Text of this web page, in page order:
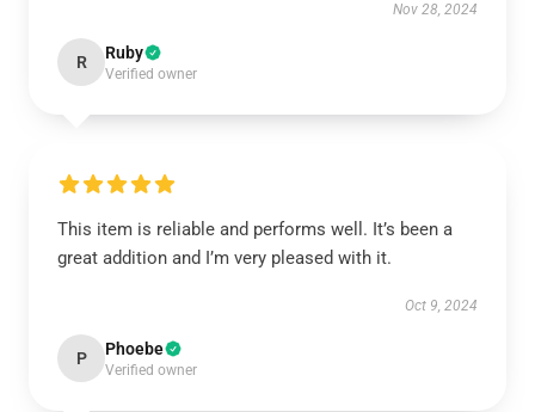
Nov 28, 2024
R Ruby
Verified owner
This item is reliable and performs well. It’s been a
great addition and I’m very pleased with it.
Oct 9, 2024
P Phoebe
Verified owner